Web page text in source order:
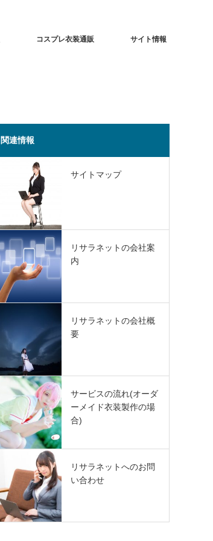
コスプレ衣装通販 サイト情報
関連情報
サイトマップ
リサラネットの会社案
内
リサラネットの会社概
要
サービスの流れ(オーダ
ーメイド衣装製作の場
合)
リサラネットへのお問
い合わせ